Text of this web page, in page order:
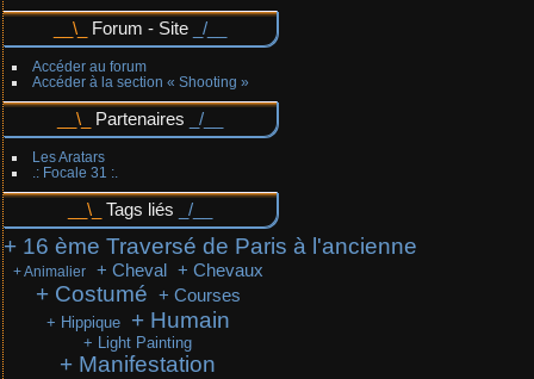
Forum - Site
Accéder au forum
Accéder à la section « Shooting »
Partenaires
Les Aratars
.: Focale 31 :.
Tags liés
+ 16 ème Traversé de Paris à l'ancienne
+ Animalier + Cheval + Chevaux
+ Costumé + Courses
+ Hippique + Humain
+ Light Painting
+ Manifestation